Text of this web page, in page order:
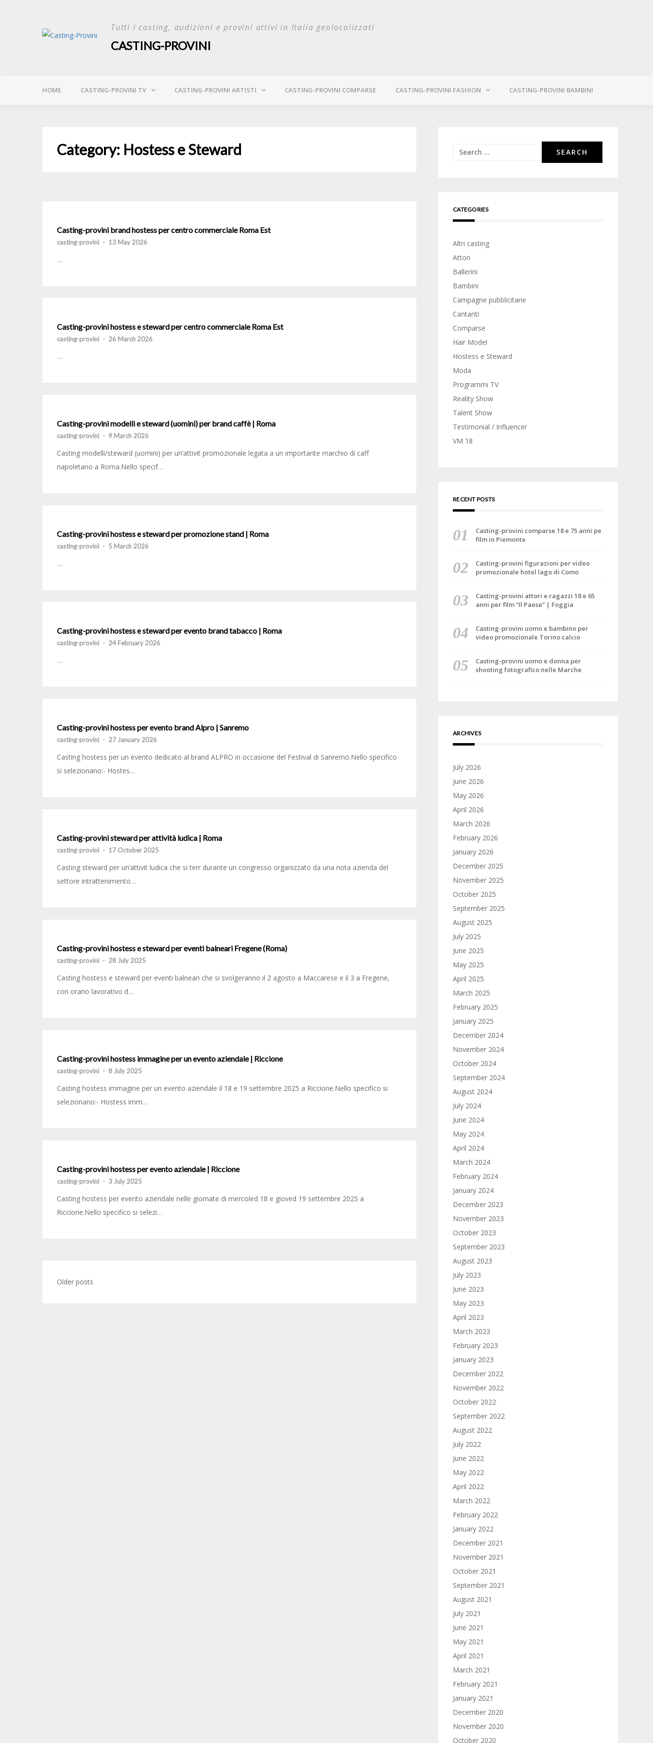
Tutti i casting, audizioni e provini attivi in Italia geolocalizzati
CASTING-PROVINI
HOME CASTING-PROVINI TV CASTING-PROVINI ARTISTI CASTING-PROVINI COMPARSE CASTING-PROVINI FASHION CASTING-PROVINI BAMBINI
Category: Hostess e Steward
Casting-provini brand hostess per centro commerciale Roma Est
casting-provini - 13 May 2026
…
Casting-provini hostess e steward per centro commerciale Roma Est
casting-provini - 26 March 2026
…
Casting-provini modelli e steward (uomini) per brand caffè | Roma
casting-provini - 9 March 2026
Casting modelli/steward (uomini) per un’attivit promozionale legata a un importante marchio di caff
napoletano a Roma.Nello specif…
Casting-provini hostess e steward per promozione stand | Roma
casting-provini - 5 March 2026
…
Casting-provini hostess e steward per evento brand tabacco | Roma
casting-provini - 24 February 2026
…
Casting-provini hostess per evento brand Alpro | Sanremo
casting-provini - 27 January 2026
Casting hostess per un evento dedicato al brand ALPRO in occasione del Festival di Sanremo.Nello specifico
si selezionano:- Hostes…
Casting-provini steward per attività ludica | Roma
casting-provini - 17 October 2025
Casting steward per un’attivit ludica che si terr durante un congresso organizzato da una nota azienda del
settore intrattenimento…
Casting-provini hostess e steward per eventi balneari Fregene (Roma)
casting-provini - 28 July 2025
Casting hostess e steward per eventi balneari che si svolgeranno il 2 agosto a Maccarese e il 3 a Fregene,
con orario lavorativo d…
Casting-provini hostess immagine per un evento aziendale | Riccione
casting-provini - 8 July 2025
Casting hostess immagine per un evento aziendale il 18 e 19 settembre 2025 a Riccione.Nello specifico si
selezionano:- Hostess imm…
Casting-provini hostess per evento aziendale | Riccione
casting-provini - 3 July 2025
Casting hostess per evento aziendale nelle giornate di mercoled 18 e gioved 19 settembre 2025 a
Riccione.Nello specifico si selezi…
Posts
Older posts
Search
CATEGORIES
Altri casting
Attori
Ballerini
Bambini
Campagne pubblicitarie
Cantanti
Comparse
Hair Model
Hostess e Steward
Moda
Programmi TV
Reality Show
Talent Show
Testimonial / Influencer
VM 18
RECENT POSTS
Casting-provini comparse 18 e 75 anni pe
film in Piemonte
Casting-provini figurazioni per video
promozionale hotel lago di Como
Casting-provini attori e ragazzi 18 e 65
anni per film “Il Paese” | Foggia
Casting-provini uomo e bambino per
video promozionale Torino calcio
Casting-provini uomo e donna per
shooting fotografico nelle Marche
ARCHIVES
July 2026
June 2026
May 2026
April 2026
March 2026
February 2026
January 2026
December 2025
November 2025
October 2025
September 2025
August 2025
July 2025
June 2025
May 2025
April 2025
March 2025
February 2025
January 2025
December 2024
November 2024
October 2024
September 2024
August 2024
July 2024
June 2024
May 2024
April 2024
March 2024
February 2024
January 2024
December 2023
November 2023
October 2023
September 2023
August 2023
July 2023
June 2023
May 2023
April 2023
March 2023
February 2023
January 2023
December 2022
November 2022
October 2022
September 2022
August 2022
July 2022
June 2022
May 2022
April 2022
March 2022
February 2022
January 2022
December 2021
November 2021
October 2021
September 2021
August 2021
July 2021
June 2021
May 2021
April 2021
March 2021
February 2021
January 2021
December 2020
November 2020
October 2020